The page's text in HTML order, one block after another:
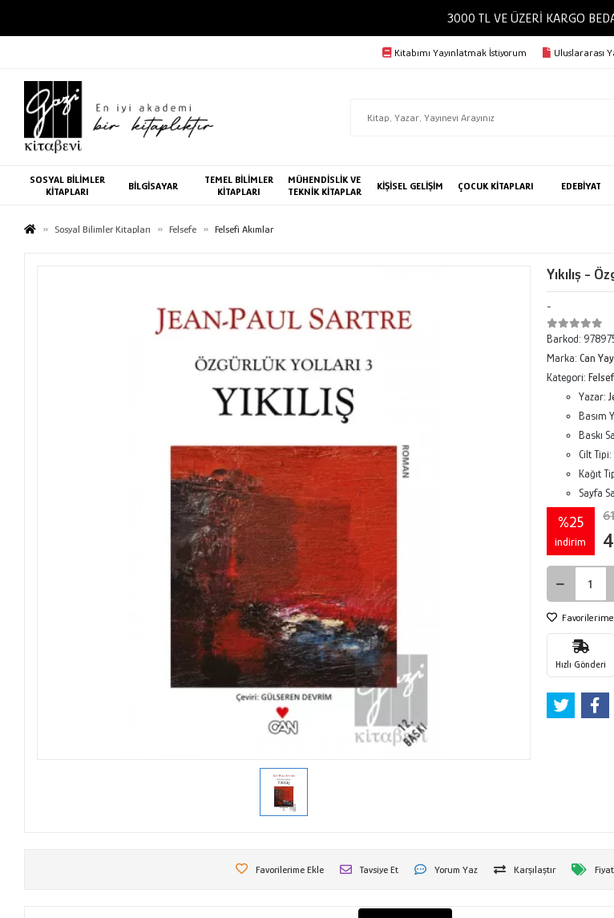
3000 TL VE ÜZERİ
Kitabımı Yayınlatmak İstiyorum Uluslararası
SOSYAL BİLİMLER
KİTAPLARI
BİLGİSAYAR
TEMEL BİLİMLER
KİTAPLARI
MÜHENDİSLİK VE
TEKNİK KİTAPLAR
KİŞİSEL GELİŞİM ÇOCUK KİTAPLARI EDEBİYAT
Sosyal Bilimler Kitapları Felsefe Felsefi Akımlar
Yıkılış -
-
Barkod:
Marka: Can
Kategori:
Yazar:
Basım
Baskı
Cilt Tipi:
Kağıt
Sayfa
%25
indirim
Hızlı Gönderi
Favorilerime Ekle Tavsiye Et Yorum Yaz Karşılaştır